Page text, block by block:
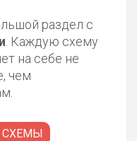
раздел с
. Каждую схему
на себе не
чем
СХЕМЫ